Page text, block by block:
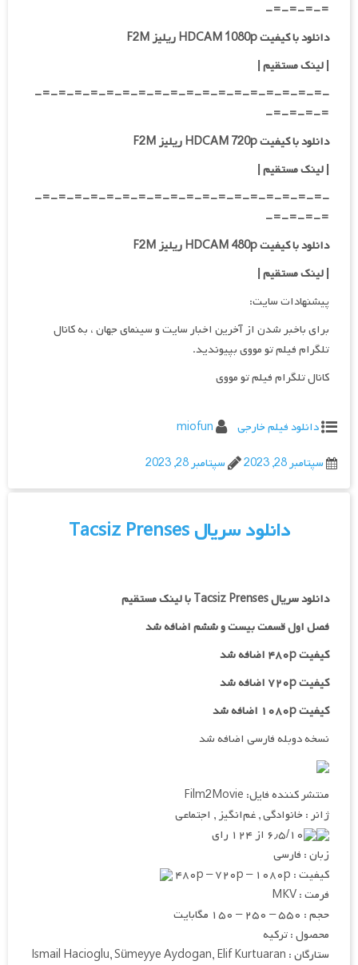
=-=-=-=-
دانلود با کیفیت HDCAM 1080p ریلیز F2M
|لینک مستقیم|
-=-=-=-=-=-=-=-=-=-=-=-=-=-=-=-=-=-=-
=-=-=-=-
دانلود با کیفیت HDCAM 720p ریلیز F2M
| لینک مستقیم|
-=-=-=-=-=-=-=-=-=-=-=-=-=-=-=-=-=-=-
=-=-=-=-
دانلود با کیفیت HDCAM 480p ریلیز F2M
| لینک مستقیم|
پیشنهادات سایت:
برای باخبر شدن از آخرین اخبار سایت و سینمای جهان ، به کانال
تلگرام فیلم تو مووی بپیوندید.
کانال تلگرام فیلم تو مووی
دانلود فیلم خارجی
miofun
سپتامبر 28, 2023
سپتامبر 28, 2023
دانلود سریال Tacsiz Prenses
دانلود سریال Tacsiz Prenses با لینک مستقیم
فصل اول قسمت بیست و ششم اضافه شد
کیفیت ۴۸۰p اضافه شد
کیفیت ۷۲۰p
اضافه شد
کیفیت ۱۰۸۰p اضافه شد
نسخه دوبله فارسی اضافه شد
منتشر کننده فایل: Film2Movie
ژانر : خانوادگی , غم‌انگیز , اجتماعی
۶٫۵/۱۰ از ۱۲۴ رای
زبان : فارسی
کیفیت : ۴۸۰p – ۷۲۰p – ۱۰۸۰p
فرمت : MKV
حجم : ۵۵۰ – ۲۵۰ – ۱۵۰ مگابایت
محصول : ترکیه
ستارگان : Ismail Hacioglu, Sümeyye Aydogan, Elif Kurtuaran